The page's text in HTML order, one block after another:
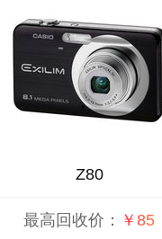
Z80
最高回收价： ￥85